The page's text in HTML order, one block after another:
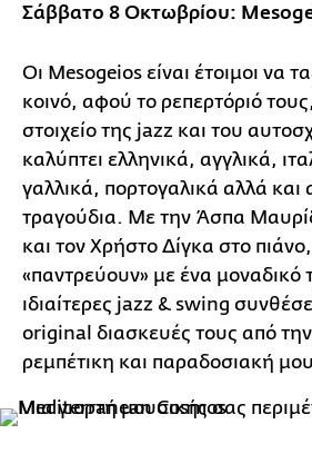
Σάββατο 8 Οκτωβρίου:
Οι Mesogeios είναι έτοιμοι να
κοινό, αφού το ρεπερτόριό
στοιχείο της jazz και του
καλύπτει ελληνικά, αγγλικά,
γαλλικά, πορτογαλικά αλλά και
τραγούδια. Με την Άσπα
και τον Χρήστο Δίγκα στο
«παντρεύουν» με ένα μοναδικό
ιδιαίτερες jazz & swing
original διασκευές τους από την
ρεμπέτικη και παραδοσιακή